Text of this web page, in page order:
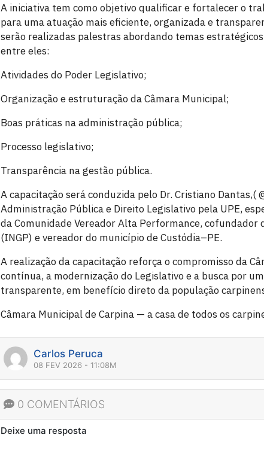
A iniciativa tem como objetivo qualificar e fortalecer o
para uma atuação mais eficiente, organizada e
serão realizadas palestras abordando temas
entre eles:
Atividades do Poder Legislativo;
Organização e estruturação da Câmara Municipal;
Boas práticas na administração pública;
Processo legislativo;
Transparência na gestão pública.
A capacitação será conduzida pelo Dr. Cristiano
Administração Pública e Direito Legislativo pela UPE,
da Comunidade Vereador Alta Performance,
(INGP) e vereador do município de Custódia–PE.
A realização da capacitação reforça o compromisso da
contínua, a modernização do Legislativo e a busca por
transparente, em benefício direto da população
Câmara Municipal de Carpina — a casa de todos os
Carlos Peruca
08 FEV 2026 - 11:08M
0 COMENTÁRIOS
Deixe uma resposta